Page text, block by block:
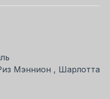
Мэннион , Шарлотта